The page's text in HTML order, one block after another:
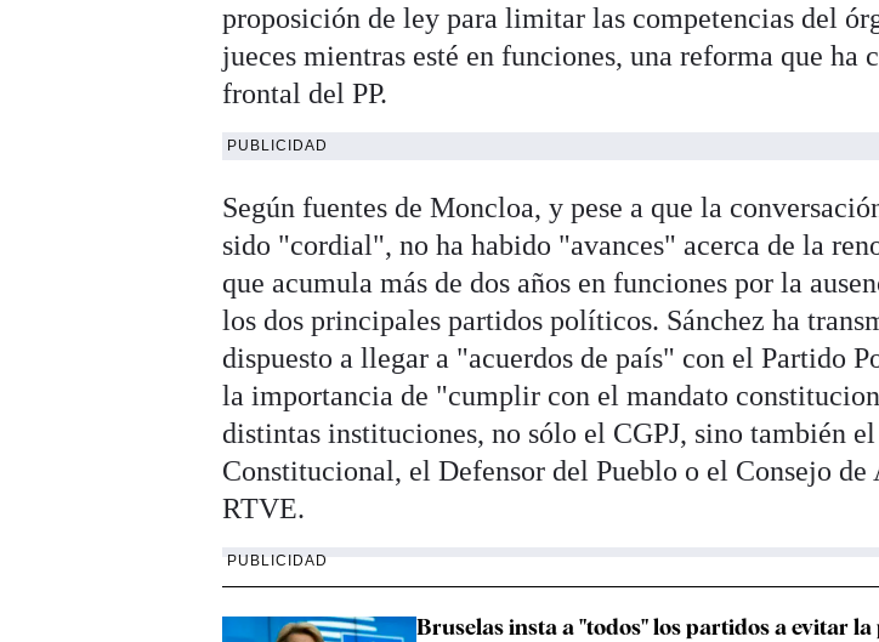
proposición de ley para limitar las competencias del
jueces mientras esté en funciones, una reforma que ha
frontal del PP.
PUBLICIDAD
Según fuentes de Moncloa, y pese a que la
sido "cordial", no ha habido "avances" acerca de la
que acumula más de dos años en funciones por la
los dos principales partidos políticos. Sánchez ha
dispuesto a llegar a "acuerdos de país" con el Partido
la importancia de "cumplir con el mandato
distintas instituciones, no sólo el CGPJ, sino también
Constitucional, el Defensor del Pueblo o el Consejo
RTVE.
PUBLICIDAD
Bruselas insta a "todos" los partidos a evitar